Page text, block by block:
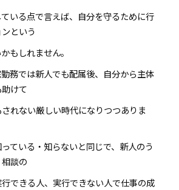
いる点で言えば、自分を守るために行
という
もしれません。
務では新人でも配属後、自分から主体
けて
れない厳しい時代になりつつありま
ている・知らないと同じで、新人のう
談の
できる人、実行できない人で仕事の成